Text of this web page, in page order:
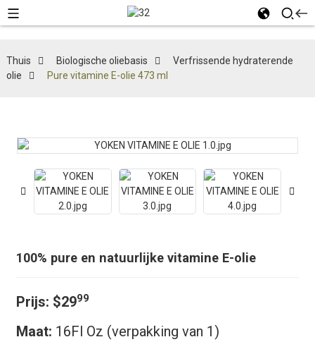
Thuis Biologische oliebasis
Verfrissende hydraterende
olie
Pure vitamine E-olie 473 ml
100% pure en natuurlijke vitamine E-olie
Prijs: $2999
Maat: 16Fl Oz (verpakking van 1)